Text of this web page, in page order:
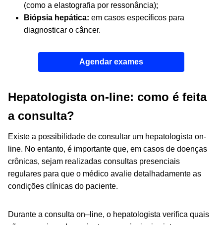
(como a elastografia por ressonância);
Biópsia hepática: em casos específicos para
diagnosticar o câncer.
Agendar exames
Hepatologista on-line: como é feita
a consulta?
Existe a possibilidade de consultar um hepatologista on-
line. No entanto, é importante que, em casos de doenças
crônicas, sejam realizadas consultas presenciais
regulares para que o médico avalie detalhadamente as
condições clínicas do paciente.
Durante a consulta on– line, o hepatologista verifica quais